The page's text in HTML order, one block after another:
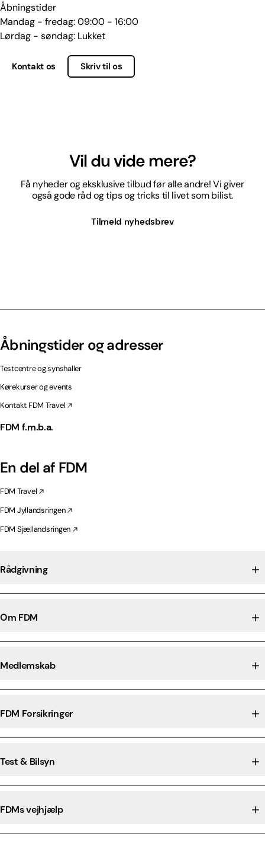
Åbningstider
Mandag - fredag: 09:00 - 16:00
Lørdag - søndag: Lukket
Kontakt os Skriv til os
Vil du vide mere?
Få nyheder og eksklusive tilbud før alle andre! Vi giver
også gode råd og tips og tricks til livet som bilist.
Tilmeld nyhedsbrev
Åbningstider og adresser
Testcentre og synshaller
Kørekurser og events
Kontakt FDM Travel
FDM f.m.b.a.
En del af FDM
FDM Travel
FDM Jyllandsringen
FDM Sjællandsringen
Rådgivning
Om FDM
Medlemskab
FDM Forsikringer
Test & Bilsyn
FDMs vejhjælp